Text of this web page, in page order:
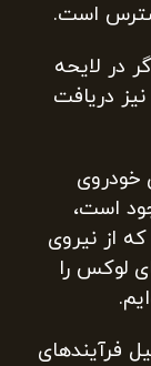
است.
در لایحه
نیز دریافت
خودروی
است،
از نیروی
لوکس را
فرآیند‌های